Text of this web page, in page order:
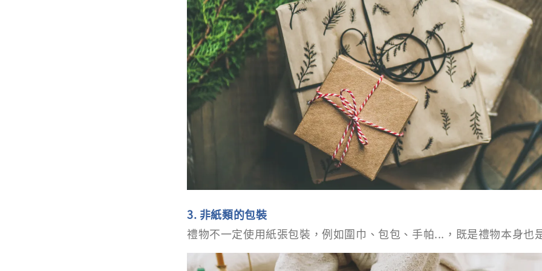
3. 非紙類的包裝
禮物不一定使用紙張包裝，例如圍巾、包包、手帕...，既是禮物本身也